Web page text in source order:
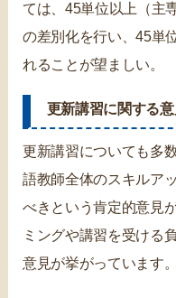
ては、45単位以上（主
の差別化を行い、45単
れることが望ましい。
更新講習に関する
更新講習についても多
語教師全体のスキルア
べきという肯定的意見
ミングや講習を受ける
意見が挙がっています。